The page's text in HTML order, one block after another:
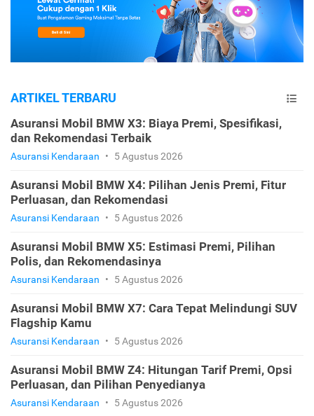
ARTIKEL TERBARU
Asuransi Mobil BMW X3: Biaya Premi, Spesifikasi,
dan Rekomendasi Terbaik
Asuransi Kendaraan • 5 Agustus 2026
Asuransi Mobil BMW X4: Pilihan Jenis Premi, Fitur
Perluasan, dan Rekomendasi
Asuransi Kendaraan • 5 Agustus 2026
Asuransi Mobil BMW X5: Estimasi Premi, Pilihan
Polis, dan Rekomendasinya
Asuransi Kendaraan • 5 Agustus 2026
Asuransi Mobil BMW X7: Cara Tepat Melindungi SUV
Flagship Kamu
Asuransi Kendaraan • 5 Agustus 2026
Asuransi Mobil BMW Z4: Hitungan Tarif Premi, Opsi
Perluasan, dan Pilihan Penyedianya
Asuransi Kendaraan • 5 Agustus 2026